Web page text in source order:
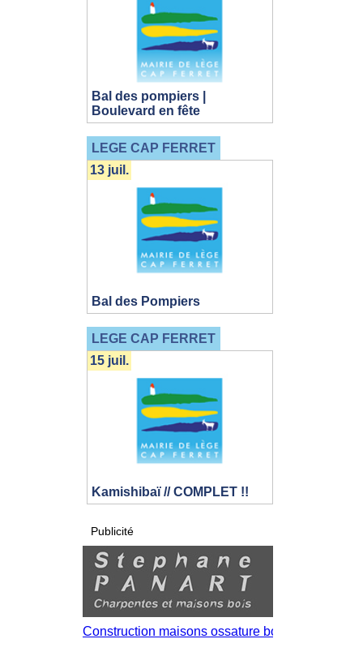
Bal des pompiers |
Boulevard en fête
LEGE CAP FERRET
Bal des Pompiers
13 juil.
LEGE CAP FERRET
Kamishibaï // COMPLET !!
15 juil.
Publicité